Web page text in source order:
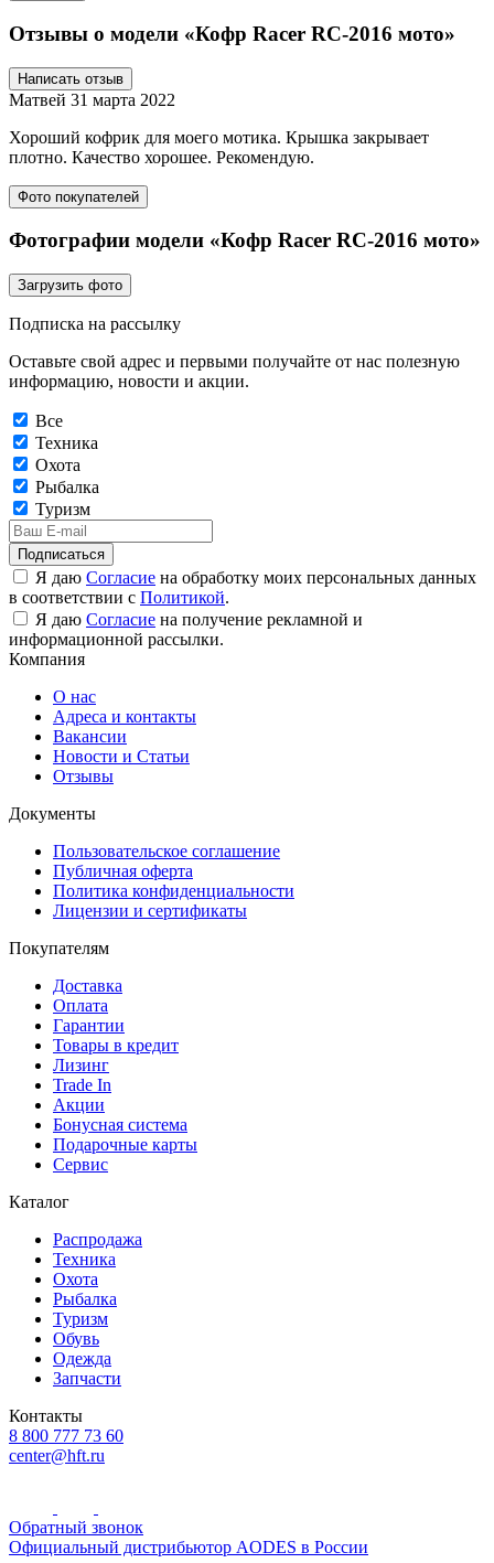
Отзывы о модели «Кофр Racer RC-2016 мото»
Написать отзыв
Матвей 31 марта 2022
Хороший кофрик для моего мотика. Крышка закрывает
плотно. Качество хорошее. Рекомендую.
Фото покупателей
Фотографии модели «Кофр Racer RC-2016 мото»
Загрузить фото
Подписка на рассылку
Оставьте свой адрес и первыми получайте от нас полезную
информацию, новости и акции.
Все
Техника
Охота
Рыбалка
Туризм
Подписаться
Я даю Согласие на обработку моих персональных данных
в соответствии с Политикой.
Я даю Согласие на получение рекламной и
информационной рассылки.
Компания
О нас
Адреса и контакты
Вакансии
Новости и Статьи
Отзывы
Документы
Пользовательское соглашение
Публичная оферта
Политика конфиденциальности
Лицензии и сертификаты
Покупателям
Доставка
Оплата
Гарантии
Товары в кредит
Лизинг
Trade In
Акции
Бонусная система
Подарочные карты
Сервис
Каталог
Распродажа
Техника
Охота
Рыбалка
Туризм
Обувь
Одежда
Запчасти
Контакты
8 800 777 73 60
center@hft.ru
Обратный звонок
Официальный дистрибьютор AODES в России